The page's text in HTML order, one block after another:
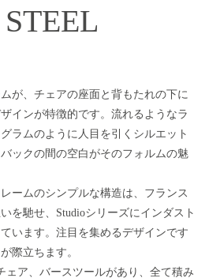
が、チェアの座面と背もたれの下に
インが特徴的です。流れるようなラ
ラムのように人目を引くシルエット
ックの間の空白がそのフォルムの魅
ームのシンプルな構造は、フランス
を馳せ、Studioシリーズにインダスト
います。注目を集めるデザインです
際立ちます。
ェア、バースツールがあり、全て積み